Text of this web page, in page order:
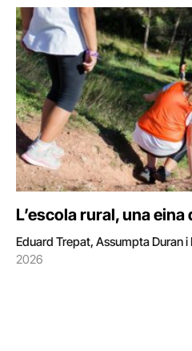
L’escola rural, una eina
Eduard Trepat, Assumpta Duran
2026